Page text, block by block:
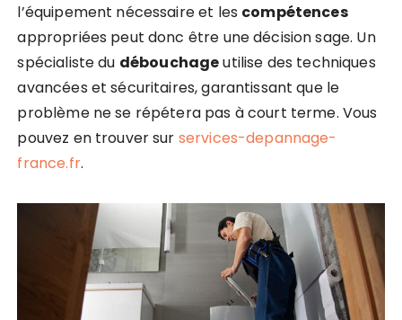
l’équipement nécessaire et les compétences
appropriées peut donc être une décision sage. Un
spécialiste du débouchageutilise des techniques
avancées et sécuritaires, garantissant que le
problème ne se répétera pas à court terme. Vous
pouvez en trouver sur services-depannage-
france.fr.